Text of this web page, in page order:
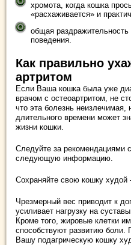
хромота, когда кошка
«расхаживается» и
общая раздражительность
поведения.
Как правильно
артритом
Если Ваша кошка была уже
врачом с остеоартритом, не
что эта болезнь
длительного времени может
жизни кошки.
Следуйте за рекомендациями
следующую информацию.
Сохраняйте свою кошку худой
Чрезмерный вес приводит к
усиливает нагрузку на
Кроме того, жировые клетки
способствуют развитию боли.
Вашу подагрическую кошку